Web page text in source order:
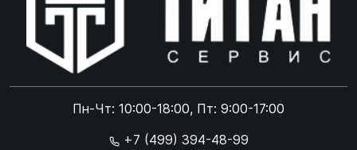
Пн-Чт: 10:00-18:00, Пт: 9:00-17:00
+7 (499) 394-48-99
Online чат
Online чат